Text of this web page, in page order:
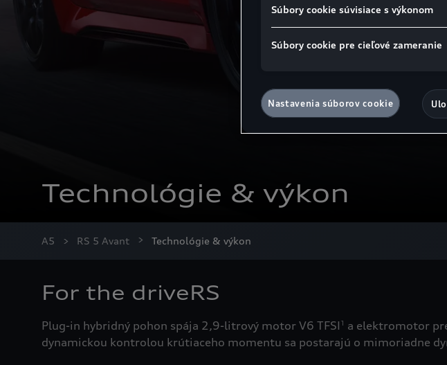
Technológie & výkon
A5 RS 5 Avant Technológie & výkon
For the driveRS
Plug-in hybridný pohon spája 2,9-litrový motor V6 TFSI 1
a elektromotor
dynamickou kontrolou krútiaceho momentu sa postarajú o mimoriadne
Súbory cookie súvisiace s výkonom
Súbory cookie pre cieľové zameranie
Nastavenia súborov cookie